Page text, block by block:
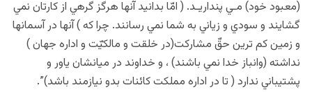
(معبود خود) مـي پنداريـد. ( امّا بدانيد آنها هرگز گرهي از کارتان نمي
گشايند و سودي و زياني به شما نمي رسانند. چرا که ) آنها در آسمانها
و زمين کم ترين حقّ مشارکت(در خلقت و مالکيّت و اداره جهان )
نداشته (وانباز خدا نمي باشند) ، و خداوند در ميانشان ياور و
پشتيباني ندارد ( تا در اداره مملکت کائنات بدو نيازمند باشد)”.